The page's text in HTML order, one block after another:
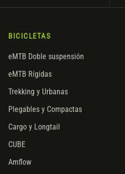
BICICLETAS
eMTB Doble suspensión
eMTB Rígidas
Trekking y Urbanas
Plegables y Compactas
Cargo y Longtail
CUBE
Amflow